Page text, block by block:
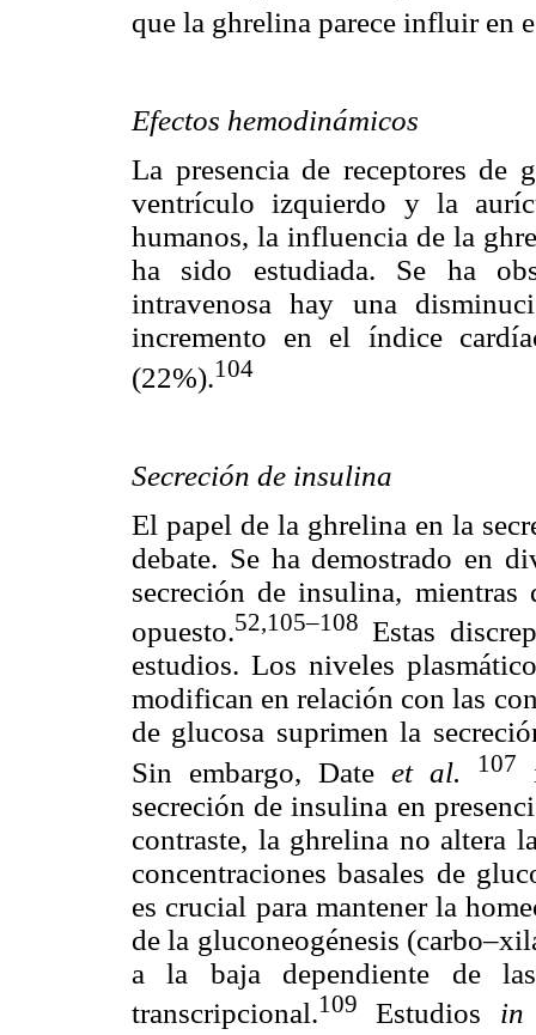
que la ghrelina parece influir en
Efectos hemodinámicos
La presencia de receptores de
ventrículo izquierdo y la
humanos, la influencia de la
ha sido estudiada. Se ha
intravenosa hay una
incremento en el índice
(22%).104
Secreción de insulina
El papel de la ghrelina en la
debate. Se ha demostrado en
secreción de insulina, mientras
opuesto.52,105–108 Estas
estudios. Los niveles
modifican en relación con las
de glucosa suprimen la
Sin embargo, Date et al. 107
secreción de insulina en
contraste, la ghrelina no altera
concentraciones basales de
es crucial para mantener la
de la gluconeogénesis
a la baja dependiente de
transcripcional.109 Estudios